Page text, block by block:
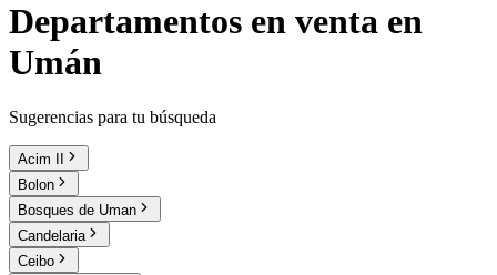
Departamentos en venta en
Umán
Sugerencias para tu búsqueda
Acim II
Bolon
Bosques de Uman
Candelaria
Ceibo